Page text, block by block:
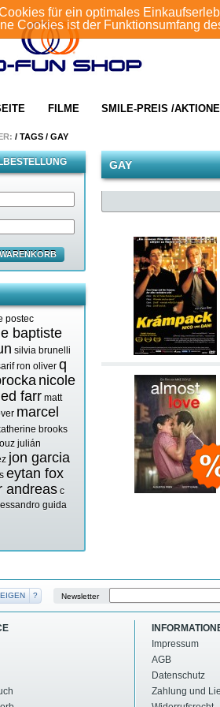
für ein optimales
Cookies ist der Funktionsumfang
FILME SMILE-PREIS /
/ TAGS / GAY
postec
baptiste
silvia brunelli
ron oliver q
nicole
farr matt
marcel
brooks
julián
jon garcia
eytan fox
andreas c
guida
GAY
? Newsletter
Impressum
AGB
Datenschutz
Zahlung und